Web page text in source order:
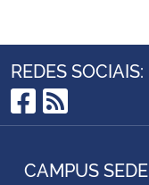
REDES SOCIAIS:
Facebook
RSS
CAMPUS SEDE